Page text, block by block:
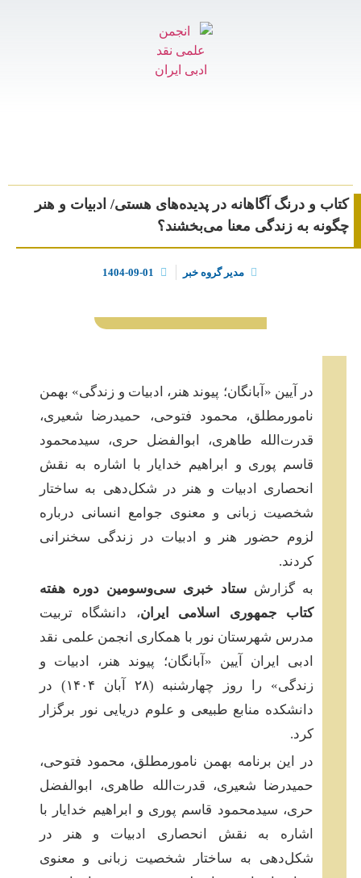
کتاب و درنگ آگاهانه در پدیده‌های هستی/ ادبیات و هنر
چگونه به زندگی معنا می‌بخشند؟
مدیر گروه خبر 1404-09-01
در آیین «آبانگان؛ پیوند هنر، ادبیات و زندگی» بهمن
نامورمطلق، محمود فتوحی، حمیدرضا شعیری،
قدرت‌الله طاهری، ابوالفضل حری، سیدمحمود
قاسم پوری و ابراهیم خدایار با اشاره به نقش
انحصاری ادبیات و هنر در شکل‌دهی به ساختار
شخصیت زبانی و معنوی جوامع انسانی درباره
لزوم حضور هنر و ادبیات در زندگی سخنرانی
کردند.
به گزارش ستاد خبری سی‌وسومین دوره هفته
کتاب جمهوری اسلامی ایران، دانشگاه تربیت
مدرس شهرستان نور با همکاری انجمن علمی نقد
ادبی ایران آیین «آبانگان؛ پیوند هنر، ادبیات و
زندگی» را روز چهارشنبه (۲۸ آبان‌ ۱۴۰۴) در
دانشکده منابع طبیعی و علوم دریایی نور برگزار
کرد.
در این برنامه بهمن نامورمطلق، محمود فتوحی،
حمیدرضا شعیری، قدرت‌الله طاهری، ابوالفضل
حری، سیدمحمود قاسم پوری و ابراهیم خدایار با
اشاره به نقش انحصاری ادبیات و هنر در
شکل‌دهی به ساختار شخصیت زبانی و معنوی